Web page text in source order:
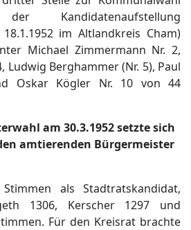
Kandidatenaufstellung
im Altlandkreis Cham)
Michael Zimmermann Nr. 2,
Ludwig Berghammer (Nr. 5), Paul
Oskar Kögler Nr. 10 von 44
am 30.3.1952 setzte sich
amtierenden Bürgermeister
als Stadtratskandidat,
1306, Kerscher 1297 und
Für den Kreisrat brachte